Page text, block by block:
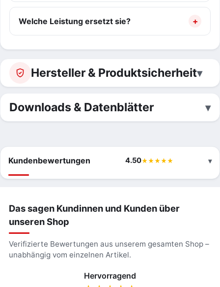
Welche Leistung ersetzt sie?
Hersteller & Produktsicherheit
Downloads & Datenblätter
Kundenbewertungen 4.50
Das sagen Kundinnen und Kunden über
unseren Shop
Verifizierte Bewertungen aus unserem gesamten Shop –
unabhängig vom einzelnen Artikel.
Hervorragend